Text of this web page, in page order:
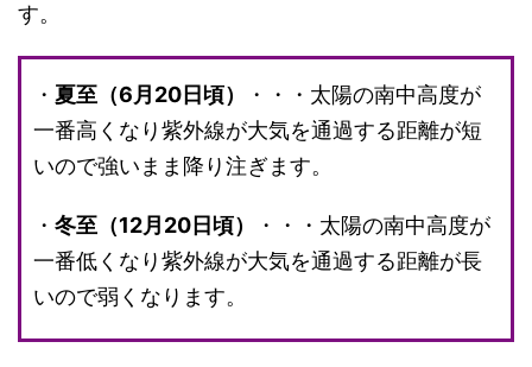
す。
・ 夏至（6月20日頃）
・・・太陽の南中高度が
一番高くなり紫外線が大気を通過する距離が短
いので強いまま降り注ぎます。
・ 冬至（12月20日頃）
・・・太陽の南中高度が
一番低くなり紫外線が大気を通過する距離が長
いので弱くなります。